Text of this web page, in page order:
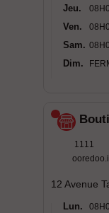
Jeu.
Ven.
Sam.
Dim.
1111
12 Avenue
Lun.